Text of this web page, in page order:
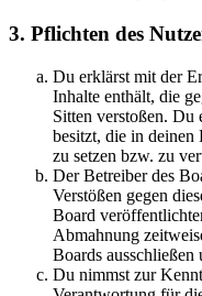
3. Pflichten des
Du erklärst mit der
Inhalte enthält, die
Sitten verstoßen. Du
besitzt, die in
zu setzen bzw. zu
Der Betreiber des
Verstößen gegen
Board
Abmahnung
Boards
Du nimmst zur